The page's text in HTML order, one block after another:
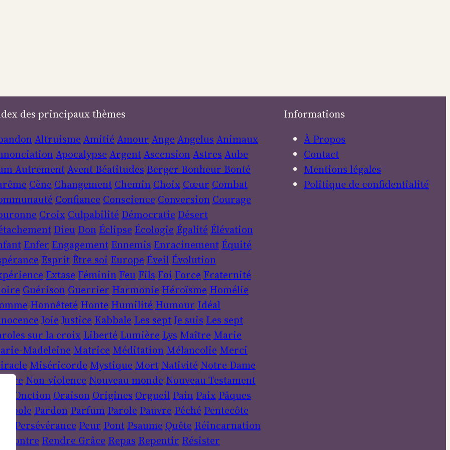
des principaux thèmes
Altruisme Amitié Amour Ange Angelus Animaux
Apocalypse ArgentAscensionAstres Aube
AutrementAvent Béatitudes Berger Bonheur Bonté
Cène Changement Chemin Choix Cœur Combat
Confiance Conscience Conversion Courage
Croix Culpabilité Démocratie Désert
Dieu Don Éclipse Écologie Égalité Élévation
Enfer Engagement Ennemis Enracinement Équité
Esprit Être soi Europe Éveil Évolution
Extase Féminin Feu Fils Foi Force Fraternité
Guérison Guerrier Harmonie Héroïsme Homélie
Honnêteté Honte Humilité Humour Idéal
Joie Justice Kabbale Les sept Je suis Les sept
sur la croix Liberté Lumière Lys Maître Marie
Madeleine Matrice Méditation Mélancolie Merci
Miséricorde Mystique Mort Nativité Notre Dame
Non-violence Nouveau monde Nouveau Testament
Onction Oraison Origines Orgueil Pain Paix Pâques
Pardon Parfum Parole Pauvre Péché Pentecôte
Persévérance Peur Pont Psaume Quête Réincarnation
Rendre Grâce Repas Repentir Résister
Informations
À Propos
Contact
Mentions légales
Politique de confidentialité